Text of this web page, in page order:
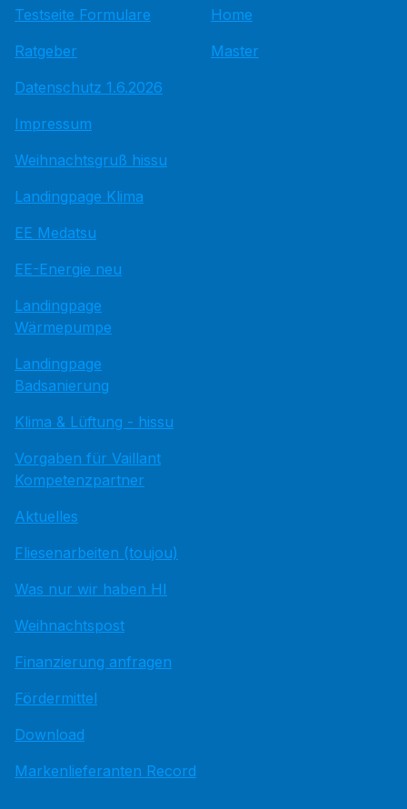
Testseite Formulare
Ratgeber
Datenschutz 1.6.2026
Impressum
Weihnachtsgruß hissu
Landingpage Klima
EE Medatsu
EE-Energie neu
Landingpage
Wärmepumpe
Landingpage
Badsanierung
Klima & Lüftung - hissu
Vorgaben für Vaillant
Kompetenzpartner
Aktuelles
Fliesenarbeiten (toujou)
Was nur wir haben HI
Weihnachtspost
Finanzierung anfragen
Fördermittel
Download
Markenlieferanten Record
Home
Master